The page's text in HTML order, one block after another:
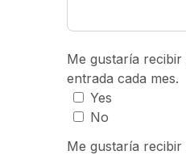
Me gustaría
entrada cada mes.
Yes
No
Me gustaría recibir